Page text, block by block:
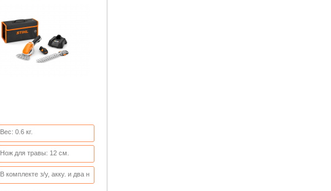
Вес: 0.6 кг.
Нож для травы: 12 см.
В комплекте з/у, акку. и два н